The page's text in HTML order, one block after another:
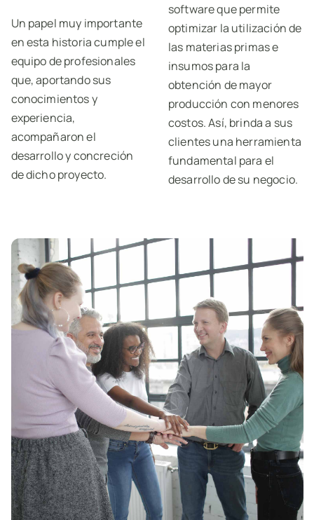
Un papel muy importante
en esta historia cumple el
equipo de profesionales
que, aportando sus
conocimientos y
experiencia,
acompañaron el
desarrollo y concreción
de dicho proyecto.
software que permite
optimizar la utilización de
las materias primas e
insumos para la
obtención de mayor
producción con menores
costos. Así, brinda a sus
clientes una herramienta
fundamental para el
desarrollo de su negocio.